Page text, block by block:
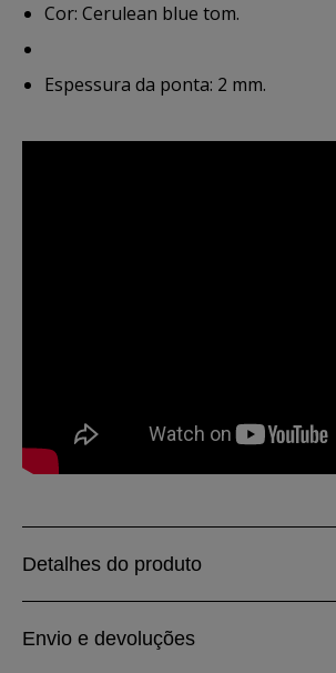
Cor: Cerulean blue tom.
Espessura da ponta: 2 mm.
Detalhes do produto
Envio e devoluções